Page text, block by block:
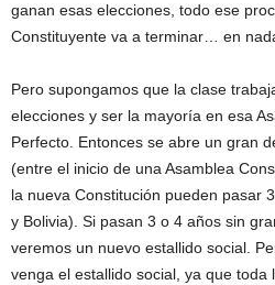
ganan esas elecciones, todo ese
Constituyente va a terminar… en
Pero supongamos que la clase
elecciones y ser la mayoría en esa
Perfecto. Entonces se abre un gran
(entre el inicio de una Asamblea
la nueva Constitución pueden pasar
y Bolivia). Si pasan 3 o 4 años sin
veremos un nuevo estallido social.
venga el estallido social, ya que toda